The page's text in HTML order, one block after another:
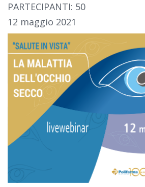
PARTECIPANTI: 50
12 maggio 2021